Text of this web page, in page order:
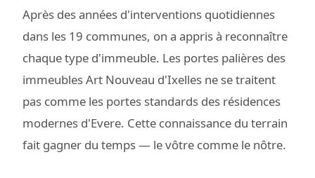
Après des années d'interventions quotidiennes
dans les 19 communes, on a appris à reconnaître
chaque type d'immeuble. Les portes palières des
immeubles Art Nouveau d'Ixelles ne se traitent
pas comme les portes standards des résidences
modernes d'Evere. Cette connaissance du terrain
fait gagner du temps — le vôtre comme le nôtre.